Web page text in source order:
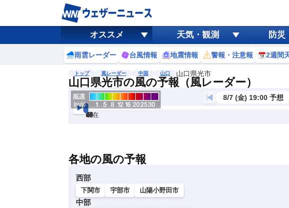
オススメ 天気・観測 防災
雨雲レーダー 台風情報 地震情報 警報・注意報 2週間
トップ 風レーダー 中国 山口 山口県光市
山口県光市の風の予報（風レーダー）
8/7 (金) 19:00 予想
現在
6h
12
24
36
48
60
72
各地の風の予報
西部
下関市 宇部市 山陽小野田市
中部